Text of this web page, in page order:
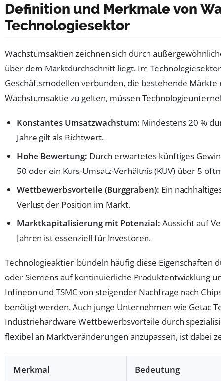
Definition und Merkmale von
Technologiesektor
Wachstumsaktien zeichnen sich durch
über dem Marktdurchschnitt liegt. Im
Geschäftsmodellen verbunden, die bestehende
Wachstumsaktie zu gelten, müssen
Konstantes Umsatzwachstum: Mindestens 20 %
Jahre gilt als Richtwert.
Hohe Bewertung: Durch erwartetes künftiges
50 oder ein Kurs-Umsatz-Verhältnis (KUV) über 5
Wettbewerbsvorteile (Burggraben): Ein
Verlust der Position im Markt.
Marktkapitalisierung mit Potenzial: Aussicht auf
Jahren ist essenziell für Investoren.
Technologieaktien bündeln häufig diese Eigenschaften
oder Siemens auf kontinuierliche Produktentwicklung
Infineon und TSMC von steigender Nachfrage nach
benötigt werden. Auch junge Unternehmen wie Getac
Industriehardware Wettbewerbsvorteile durch
flexibel an Marktveränderungen anzupassen, ist dabei
Merkmal Bedeutung